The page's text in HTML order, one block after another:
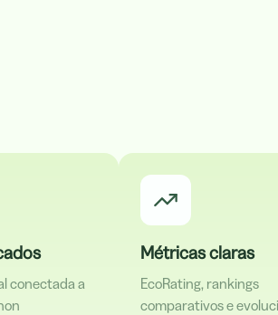
conectada a
Métricas claras
EcoRating, rankings
comparativos e